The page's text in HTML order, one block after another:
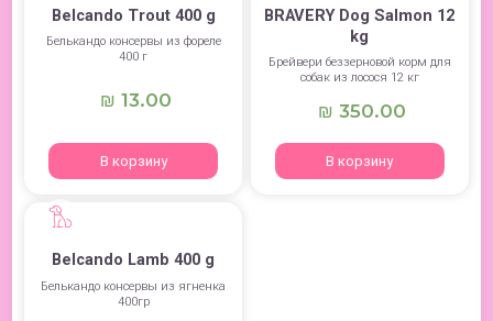
Belcando Trout 400 g
Белькандо консервы из фореле
400 г
₪ 13.00
В корзину
BRAVERY Dog Salmon 12
kg
Брейвери беззерновой корм для
собак из лосося 12 кг
₪ 350.00
В корзину
Belcando Lamb 400 g
Белькандо консервы из ягненка
400гр